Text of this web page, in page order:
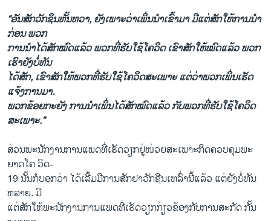
“ອັນສັກວັກຊິນຫັ້ນຫວາ, ຍັງເພາະວ່າເພິ່ນນໍາເຂົ້າມາ ມີແຕ່ສັກໃຫ້ການນໍາ
ກ່ອນ ພວກ
ການນໍາໄດ້ສັກໝົດແລ້ວ ພວກທີ່ຮັບໃຊ້ໂຄວິດ ເຂົາສັກໃຫ້ໝົດແລ້ວ ພວກ
ເຮົາຍັງບໍ່ທັນ
ໄດ້ສັກ, ເຂົາສັກໃຫ້ພວກທີ່ຮັບໃຊ້ໂຄວິດສະເພາະ ແຕ່ວ່າພວກເພິ່ນເຮັດ
ແຈ້ງການມາ.
ພວກຂ້ອຍກະຍັງ ການນໍາເພິ່ນໄດ້ສັກໝົດແລ້ວ ກັບພວກທີ່ຮັບໃຊ້ໂຄວິດ
ສະເພາະ.”
ສ່ວນພະນັກງານການແພດທີ່ເຮັດວຽກຢູ່ໜ່ວຍສະເພາະກິດຄວບຄຸມພະ
ຍາດໂຄ ວິດ-
19 ນັ້ນກໍບອກວ່າ ໄດ້ເລີ້ມມີການສັກຢາວັກຊີນເຫລົ່ານີ້ແລ້ວ ແຕ່ຍັງບໍ່ທັນ
ຫລາຍ. ມີ
ແຕ່ສັກໃຫ້ພະນັກງານການແພດທີ່ເຮັດວຽກກ່ຽວຂ້ອງກັບການສະກັດ ກັ້ນ